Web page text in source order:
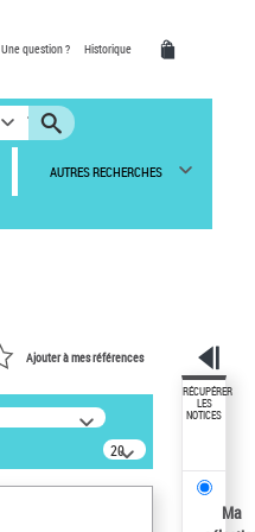
Une question ? Historique
AUTRES RECHERCHES
Ajouter à mes références
20
résultats/page
RÉCUPÉRER
LES
NOTICES
Ma